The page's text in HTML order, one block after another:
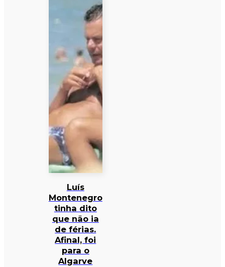
Luís
Montenegro
tinha dito
que não ia
de férias.
Afinal, foi
para o
Algarve